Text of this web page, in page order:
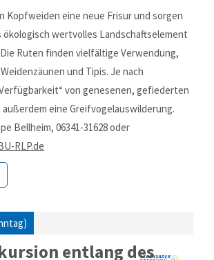
Kopfweiden eine neue Frisur und sorgen
ökologisch wertvolles Land­schafts­element
Ruten finden vielfältige Verwen­dung,
und Tipis. Je nach
von genesenen, gefiederten
eine Greif­vogel­aus­wilderung.
Bellheim, 06341-31628 oder
RLP.de
entlang des